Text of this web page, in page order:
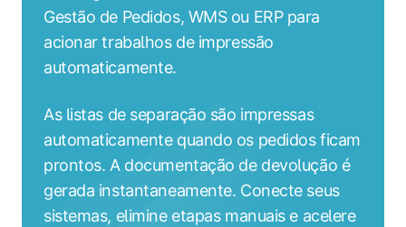
Gestão de Pedidos, WMS ou ERP para
acionar trabalhos de impressão
automaticamente.
As listas de separação são impressas
automaticamente quando os pedidos ficam
prontos. A documentação de devolução é
gerada instantaneamente. Conecte seus
sistemas, elimine etapas manuais e acelere